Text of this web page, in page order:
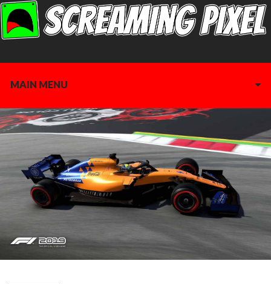
MAIN MENU